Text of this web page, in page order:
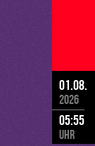
01.08.
2026
05:55
Uhr